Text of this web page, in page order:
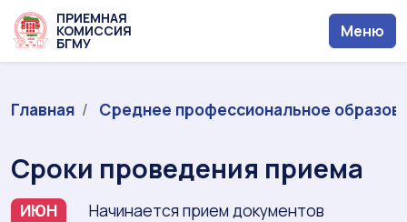
ПРИЕМНАЯ
КОМИССИЯ
БГМУ
Меню
Главная Среднее профессиональное
Сроки проведения приема
ИЮН Начинается прием документов